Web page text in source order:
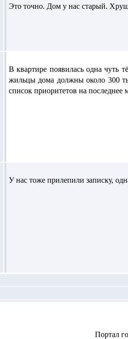
Это точно. Дом у нас старый.
В квартире появилась одна чуть
жильцы дома должны около 300
список приоритетов на последнее
У нас тоже прилепили записку,
Портал